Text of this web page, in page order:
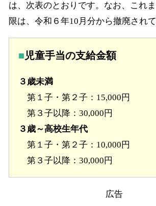
は、次表のとおりです。なお、これ
限は、令和６年10月分から撤廃されて
児童手当の支給金額
３歳未満
第１子・第２子：15,000円
第３子以降：30,000円
３歳～高校生年代
第１子・第２子：10,000円
第３子以降：30,000円